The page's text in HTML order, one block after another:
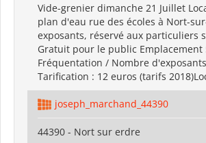
Vide-grenier dimanche 21 Juillet
plan d'eau rue des écoles à Nort-
exposants, réservé aux particuliers
Gratuit pour le public Emplacement
Fréquentation / Nombre
Tarification : 12 euros (tarifs
joseph_marchand_44390
44390 - Nort sur erdre